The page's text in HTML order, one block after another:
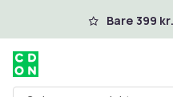
Hopp til hovedinnhold
Bare 399